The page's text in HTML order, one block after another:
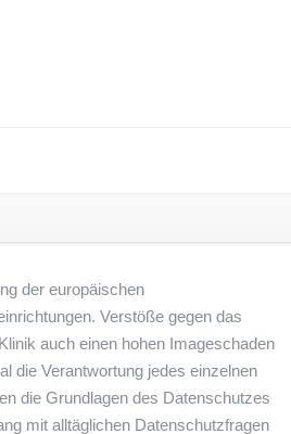
der europäischen
Verstöße gegen das
auch einen hohen Imageschaden
die Verantwortung jedes einzelnen
die Grundlagen des Datenschutzes
mit alltäglichen Datenschutzfragen